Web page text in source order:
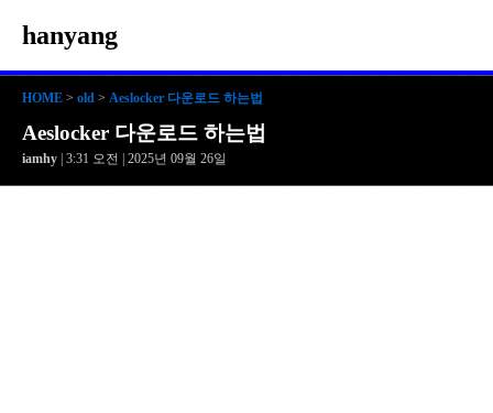
hanyang
HOME > old > Aeslocker 다운로드 하는법
Aeslocker 다운로드 하는법
iamhy | 3:31 오전 | 2025년 09월 26일